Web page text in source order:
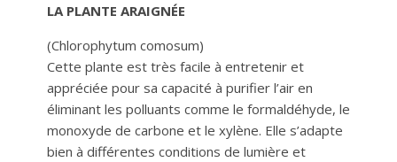
LA PLANTE ARAIGNÉE
(Chlorophytum comosum)
Cette plante est très facile à entretenir et
appréciée pour sa capacité à purifier l’air en
éliminant les polluants comme le formaldéhyde, le
monoxyde de carbone et le xylène. Elle s’adapte
bien à différentes conditions de lumière et